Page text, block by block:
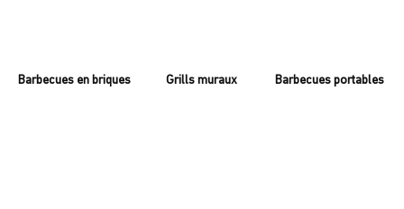
Barbecues en briques Grills muraux Barbecues portables